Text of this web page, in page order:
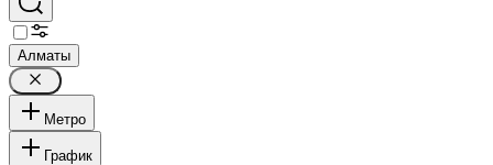
Алматы
Метро
График